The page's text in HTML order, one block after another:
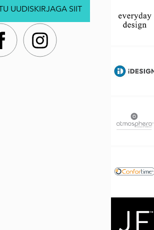
UUDISKIRJAGA SIIT